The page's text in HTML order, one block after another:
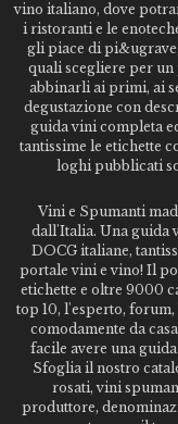
vino italiano, dove
i ristoranti e le
gli piace di
quali scegliere per un
abbinarli ai primi, ai
degustazione con
guida vini completa
tantissime le etichette
loghi pubblicati
Vini e Spumanti
dall'Italia. Una guida
DOCG italiane,
portale vini e vino! Il
etichette e oltre 9000
top 10, l'esperto,
comodamente da
facile avere una
Sfoglia il nostro
rosati, vini
produttore,